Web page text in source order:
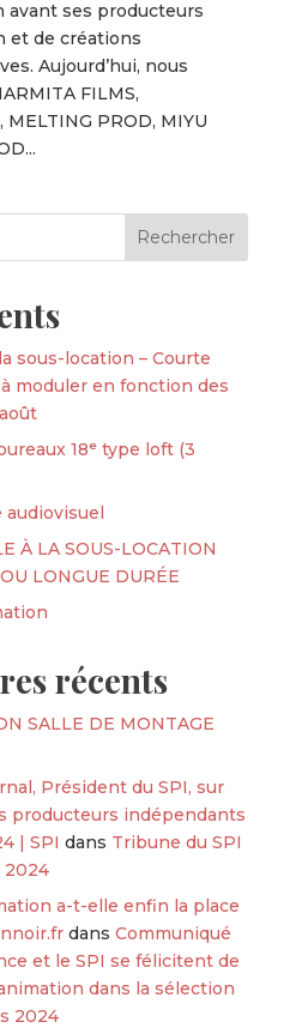
avant ses producteurs
et de créations
Aujourd’hui, nous
FILMS,
MELTING PROD, MIYU
sous-location – Courte
moduler en fonction des
18ᵉ type loft (3
audiovisuel
À LA SOUS-LOCATION
LONGUE DURÉE
récents
SALLE DE MONTAGE
Président du SPI, sur
producteurs indépendants
| SPI dans Tribune du SPI
2024
a-t-elle enfin la place
dans Communiqué
et le SPI se félicitent de
dans la sélection
2024